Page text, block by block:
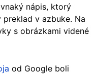
nápis, ktorý
v azbuke. Na
s obrázkami videné
od Google boli